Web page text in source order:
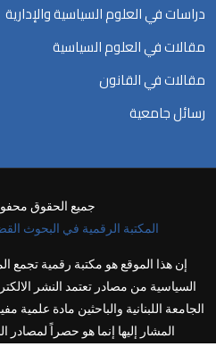
دراسات في العلوم السياسية والإدارية
مقالات في العلوم السياسية
مقالات في القانون
رسائل جامعية
جميع الحقوق محفوظة
المكتبة الرقمية في البحوث
إن هذا الموقع هو مكتبة رقمية تجمع
السياسية من مصادر تعتمد النشر
الجامعة اللبنانية والباحثين مادة
المشار إليها إنما هو حصراً لمصادر